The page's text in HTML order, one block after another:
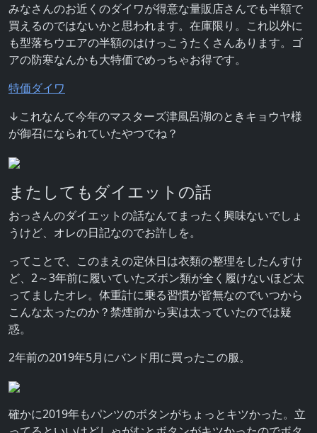
みなさんのお近くのダイワが得意な量販店さんでも半額で
買えるのではないかと思われます。在庫限り。これ以外に
も型落ちウエアの半額のはけっこうたくさんあります。ゴ
アの防寒なんかも大特価でめっちゃお得です。
特価ダイワ
↓これなんて今年のマスターズ津風呂湖のときキョウヤ様
が御召になられていたやつでね？
またしてもダイエットの話
おっさんのダイエットの話なんてまったく興味ないでしょ
うけど、オレの日記なのでお許しを。
ってことで、このまえの定休日は衣類の整理をしたんすけ
ど、2～3年前に履いていたズボン類が全く履けないほど太
ってましたオレ。体重計に乗る習慣が皆無なのでいつから
こんな太ったのか？禁煙前から実は太っていたのでは疑
惑。
2年前の2019年5月にバンド用に買ったこの服。
確かに2019年もパンツのボタンがちょっとキツかった。立